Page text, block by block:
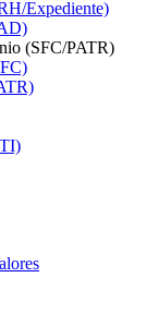
Expediente)
(SFC/PATR)